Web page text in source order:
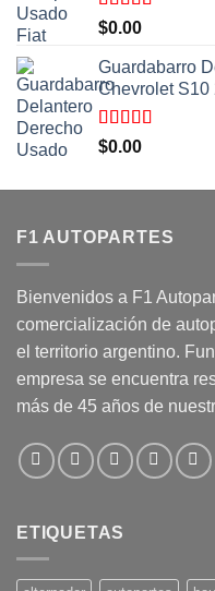
Valorado
con
5
$0.00
Guardabarro
Chevrolet S10
Valorado
con
$0.00
F1 AUTOPARTES
Bienvenidos a F1
comercialización de
el territorio argentino.
empresa se encuentra
más de 45 años de
ETIQUETAS